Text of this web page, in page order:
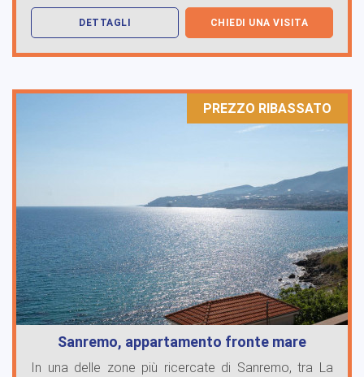
DETTAGLI CHIEDI UNA VISITA
PREZZO RIBASSATO
Sanremo, appartamento fronte mare
In una delle zone più ricercate di Sanremo, tra La